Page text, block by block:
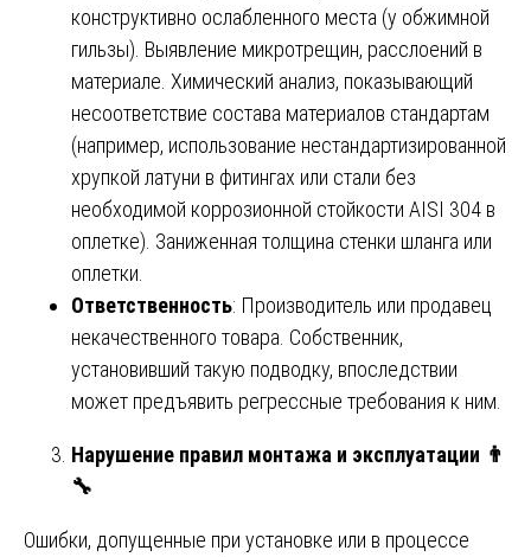
конструктивно ослабленного места (у обжимной
гильзы). Выявление микротрещин, расслоений в
материале. Химический анализ, показывающий
несоответствие состава материалов стандартам
(например, использование нестандартизированной
хрупкой латуни в фитингах или стали без
необходимой коррозионной стойкости AISI 304 в
оплетке). Заниженная толщина стенки шланга или
оплетки.
Ответственность: Производитель или продавец
некачественного товара. Собственник,
установивший такую подводку, впоследствии
может предъявить регрессные требования к ним.
Нарушение правил монтажа и эксплуатации 👨
🔧
Ошибки, допущенные при установке или в процессе